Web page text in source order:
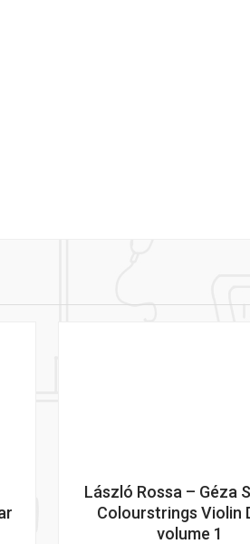
László Rossa – Géza
Colourstrings Violin
volume 1